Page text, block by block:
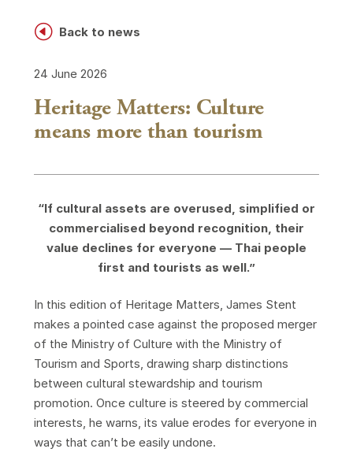
H Back to news
24 June 2026
Heritage Matters: Culture
means more than tourism
“If cultural assets are overused, simplified or
commercialised beyond recognition, their
value declines for everyone — Thai people
first and tourists as well.”
In this edition of Heritage Matters, James Stent
makes a pointed case against the proposed merger
of the Ministry of Culture with the Ministry of
Tourism and Sports, drawing sharp distinctions
between cultural stewardship and tourism
promotion. Once culture is steered by commercial
interests, he warns, its value erodes for everyone in
ways that can’t be easily undone.